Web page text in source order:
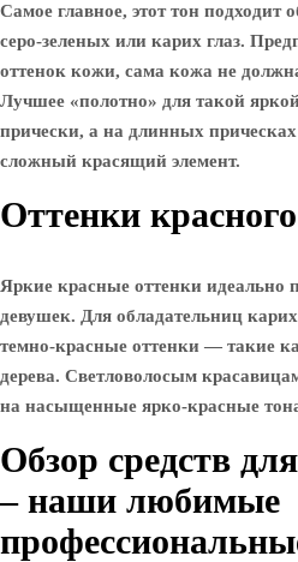
Самое главное, этот тон подходит
серо-зеленых или карих глаз.
оттенок кожи, сама кожа не
Лучшее «полотно» для такой
прически, а на длинных
сложный красящий элемент.
Оттенки красного
Яркие красные оттенки идеально
девушек. Для обладательниц
темно-красные оттенки — такие
дерева. Светловолосым
на насыщенные ярко-красные
Обзор средств
– наши любимые